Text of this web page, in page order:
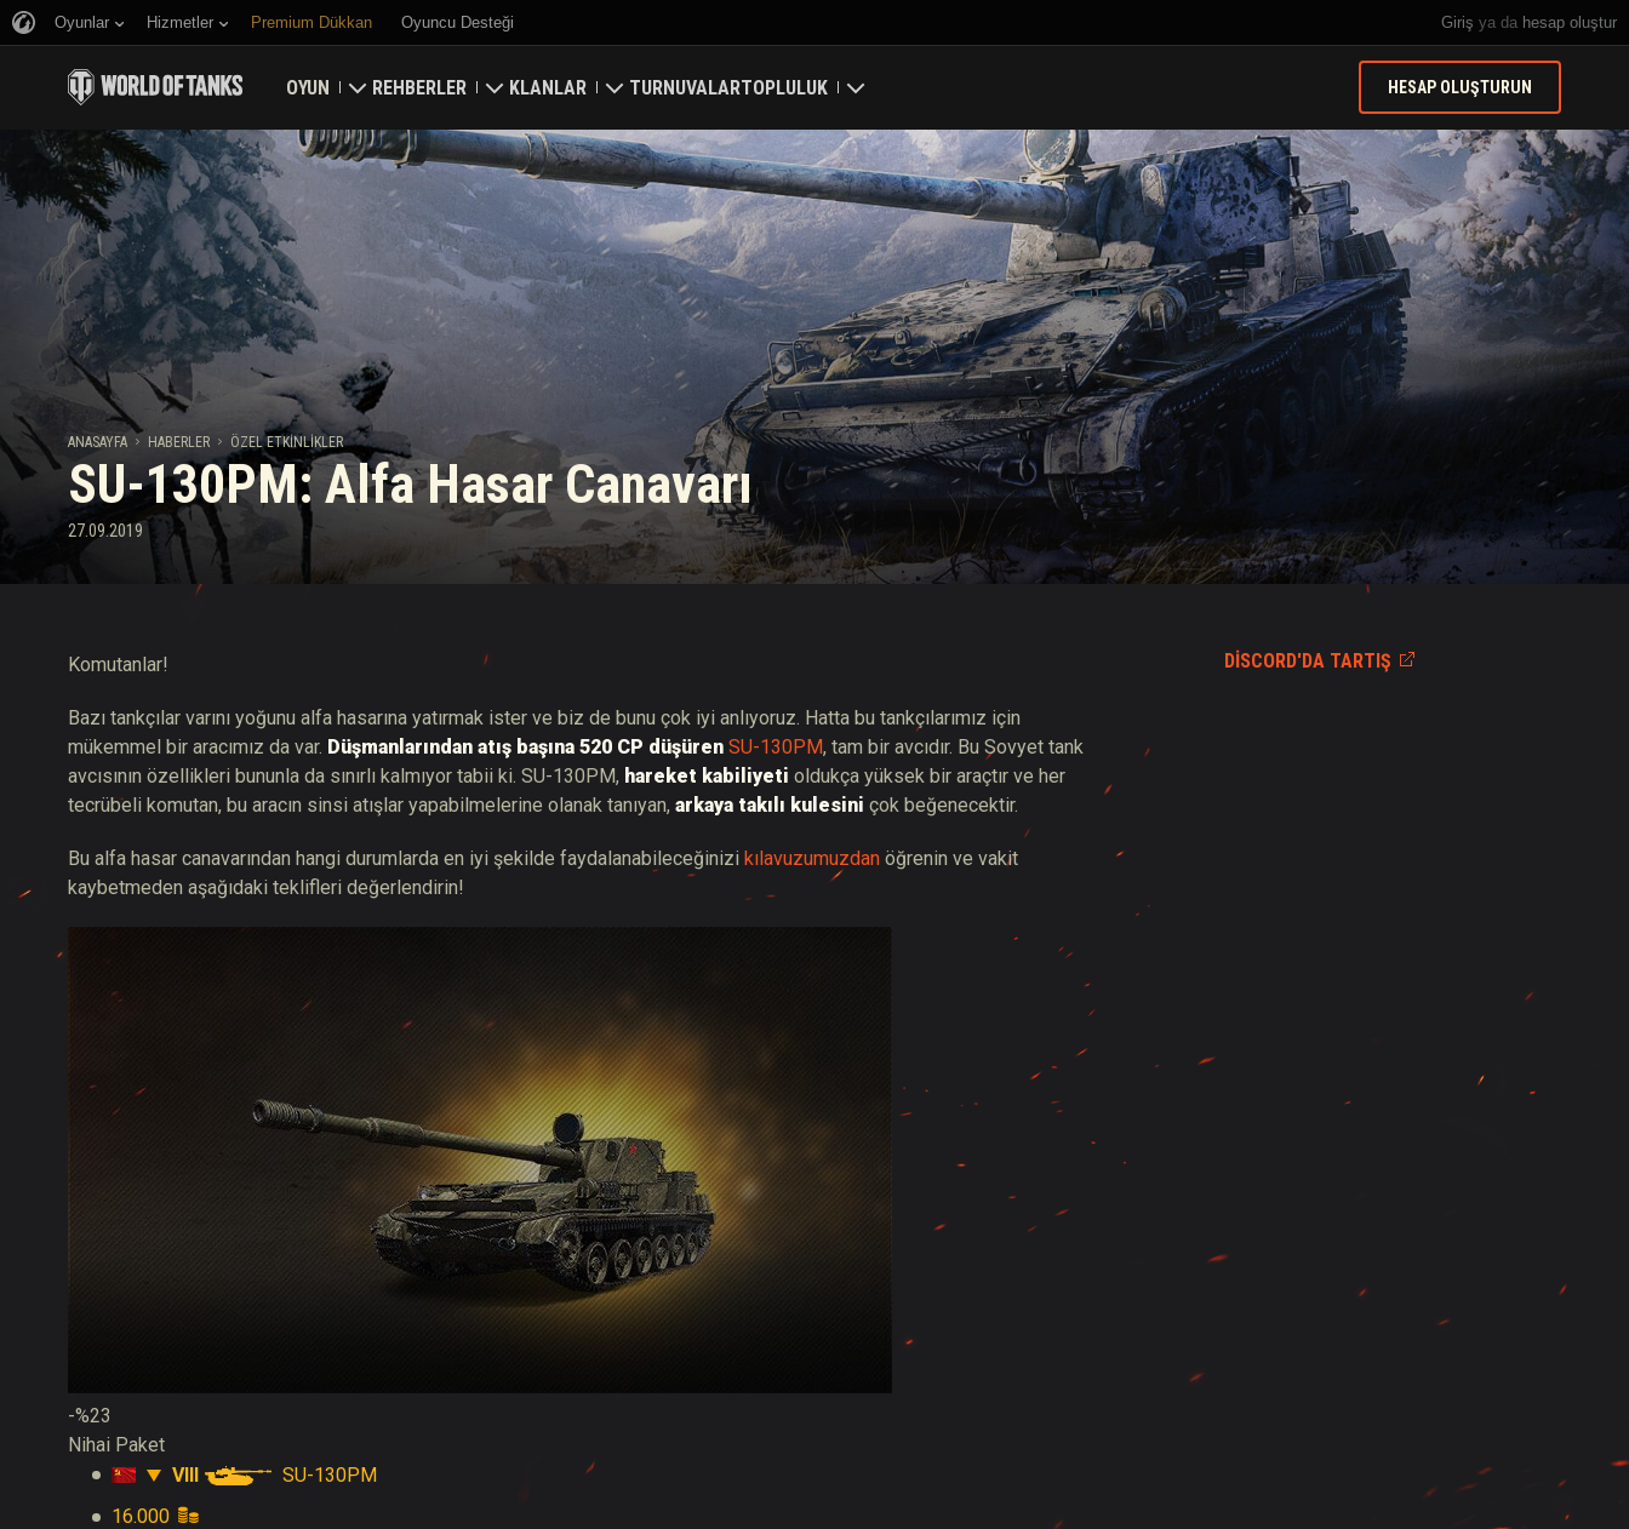
Giriş ya da hesap oluştur
Oyunlar Hizmetler Premium Dükkan Oyuncu Desteği
OYUN
Hemen İndirin
Bonus Kodları Alın
Haberler
Reytingler
Güncellemeler
Tankopedi
Müzik
REHBERLER
Yeni Başlayanlar Rehberi
Genel Rehber
Oyun Ekonomisi
Başarılar
Adil Oyun Politikası
Wargaming.net Game Center
KLANLAR
Kale
Dünya Haritası
Klan Reytingleri
TURNUVALARTOPLULUK
Profilim
Oyuncu Ara
Arkadaş Öner
Discord
Mod Merkezi
Medya
HESAP OLUŞTURUN
ANASAYFA HABERLER ÖZEL ETKINLIKLER
SU-130PM: Alfa Hasar Canavarı
27.09.2019
DISCORD'DA TARTIŞ
Komutanlar!
Bazı tankçılar varını yoğunu alfa hasarına yatırmak ister ve biz de bunu çok iyi anlıyoruz. Hatta bu tankçılarımız için
mükemmel bir aracımız da var. Düşmanlarından atış başına 520 CP düşüren SU-130PM, tam bir avcıdır. Bu Sovyet tank
avcısının özellikleri bununla da sınırlı kalmıyor tabii ki. SU-130PM, hareket kabiliyeti oldukça yüksek bir araçtır ve her
tecrübeli komutan, bu aracın sinsi atışlar yapabilmelerine olanak tanıyan, arkaya takılı kulesini çok beğenecektir.
Bu alfa hasar canavarından hangi durumlarda en iyi şekilde faydalanabileceğinizi kılavuzumuzdan öğrenin ve vakit
kaybetmeden aşağıdaki teklifleri değerlendirin!
-%23
Nihai Paket
VIII
SU-130PM
16.000